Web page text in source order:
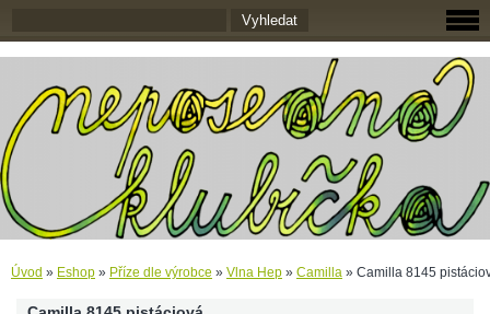
Úvod » Eshop » Příze dle výrobce » Vlna Hep » Camilla » Camilla 8145